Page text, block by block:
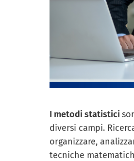
I metodi statistici
diversi campi.
organizzare,
tecniche